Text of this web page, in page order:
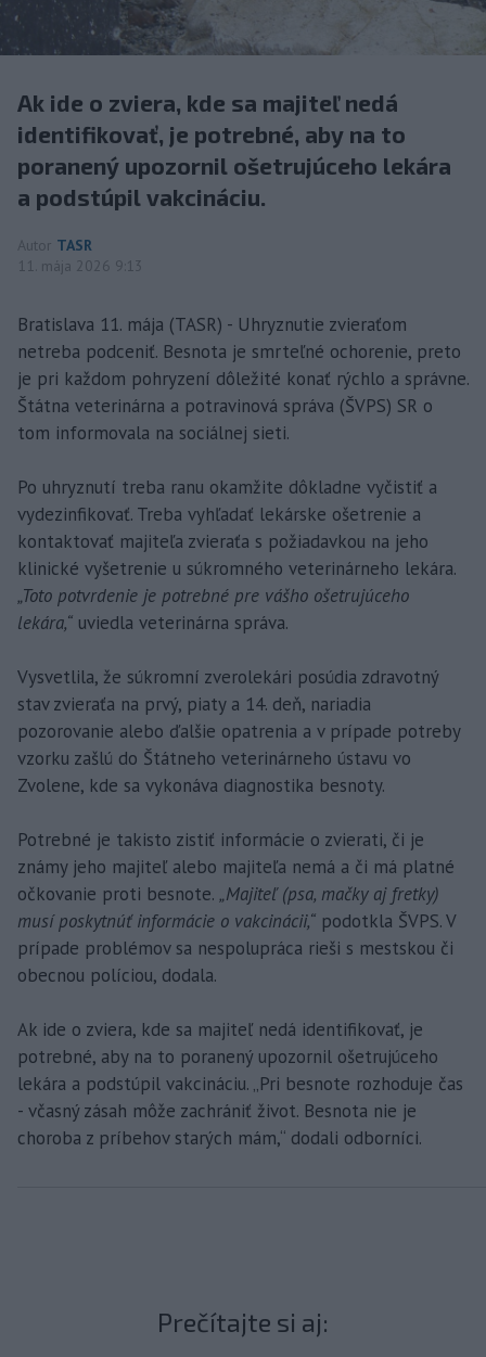
Ak ide o zviera, kde sa majiteľ nedá
identifikovať, je potrebné, aby na to
poranený upozornil ošetrujúceho lekára
a podstúpil vakcináciu.
Autor TASR
11. mája 2026 9:13
Bratislava 11. mája (TASR) - Uhryznutie zvieraťom
netreba podceniť. Besnota je smrteľné ochorenie, preto
je pri každom pohryzení dôležité konať rýchlo a správne.
Štátna veterinárna a potravinová správa (ŠVPS) SR o
tom informovala na sociálnej sieti.
Po uhryznutí treba ranu okamžite dôkladne vyčistiť a
vydezinfikovať. Treba vyhľadať lekárske ošetrenie a
kontaktovať majiteľa zvieraťa s požiadavkou na jeho
klinické vyšetrenie u súkromného veterinárneho lekára.
„Toto potvrdenie je potrebné pre vášho ošetrujúceho
lekára,“ uviedla veterinárna správa.
Vysvetlila, že súkromní zverolekári posúdia zdravotný
stav zvieraťa na prvý, piaty a 14. deň, nariadia
pozorovanie alebo ďalšie opatrenia a v prípade potreby
vzorku zašlú do Štátneho veterinárneho ústavu vo
Zvolene, kde sa vykonáva diagnostika besnoty.
Potrebné je takisto zistiť informácie o zvierati, či je
známy jeho majiteľ alebo majiteľa nemá a či má platné
očkovanie proti besnote. „Majiteľ (psa, mačky aj fretky)
musí poskytnúť informácie o vakcinácii,“ podotkla ŠVPS. V
prípade problémov sa nespolupráca rieši s mestskou či
obecnou políciou, dodala.
Ak ide o zviera, kde sa majiteľ nedá identifikovať, je
potrebné, aby na to poranený upozornil ošetrujúceho
lekára a podstúpil vakcináciu. „Pri besnote rozhoduje čas
- včasný zásah môže zachrániť život. Besnota nie je
choroba z príbehov starých mám,“ dodali odborníci.
Prečítajte si aj: